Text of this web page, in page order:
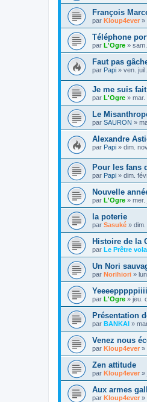
François
par Kloup4ever »
Téléphone
par L'Ogre »
Faut pas
par Papi » ven.
Je me suis
par L'Ogre » mar.
Le
par SAURON »
Alexandre
par Papi » dim.
Pour les fans
par Papi » dim.
Nouvelle
par L'Ogre » mer.
la poterie
par Sasuké »
Histoire de la
par Le Prêtre
Un Nori
par Norihiori »
par L'Ogre » jeu.
Présentation
par BANKAI »
Venez nous
par Kloup4ever »
Zen attitude
par Kloup4ever »
Aux armes
par Kloup4ever »